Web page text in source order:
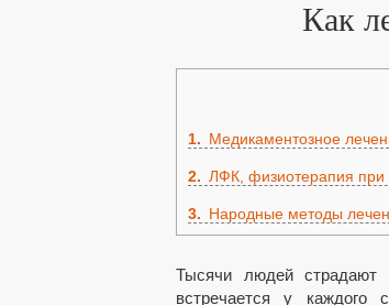
Как
1 Медикаментозное
2 ЛФК, физиотерапия при
3 Народные методы
Тысячи людей страдают
встречается у каждого